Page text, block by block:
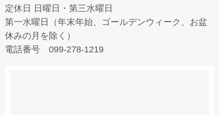
定休日 日曜日・第三水曜日
第一水曜日（年末年始、ゴールデンウィーク、お盆
休みの月を除く）
電話番号 099-278-1219